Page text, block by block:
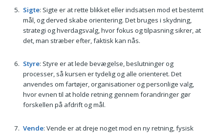
Sigte: Sigte er at rette blikket eller indsatsen mod et bestemt
mål, og derved skabe orientering. Det bruges i skydning,
strategi og hverdagsvalg, hvor fokus og tilpasning sikrer, at
det, man stræber efter, faktisk kan nås.
Styre: Styre er at lede bevægelse, beslutninger og
processer, så kursen er tydelig og alle orienteret. Det
anvendes om fartøjer, organisationer og personlige valg,
hvor evnen til at holde retning gennem forandringer gør
forskellen på afdrift og mål.
Vende: Vende er at dreje noget mod en ny retning, fysisk